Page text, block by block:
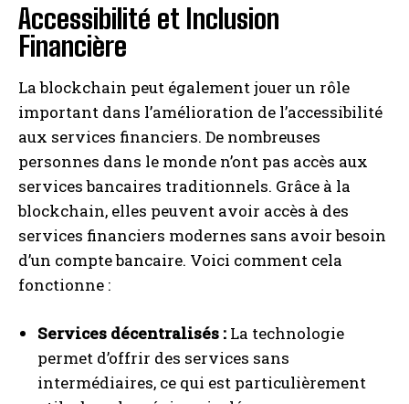
INSCRIPTION
J'ai lu et j'accepte la politique de confidentialité.
Accessibilité et Inclusion
Financière
La blockchain peut également jouer un rôle
important dans l’amélioration de l’accessibilité
aux services financiers. De nombreuses
personnes dans le monde n’ont pas accès aux
services bancaires traditionnels. Grâce à la
blockchain, elles peuvent avoir accès à des
services financiers modernes sans avoir besoin
d’un compte bancaire. Voici comment cela
fonctionne :
Services décentralisés : La technologie
permet d’offrir des services sans
intermédiaires, ce qui est particulièrement